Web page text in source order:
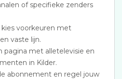
of specifieke zenders
voorkeuren met
vaste lijn.
pagina met alletelevisie en
in Kilder.
abonnement en regel jouw